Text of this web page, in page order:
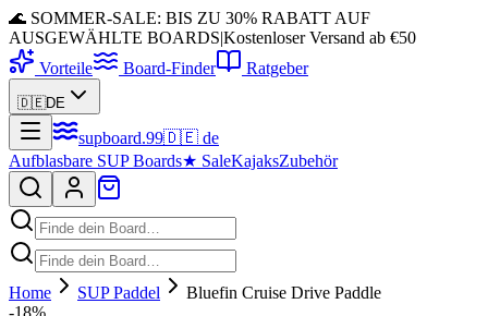
🌊 SOMMER-SALE: BIS ZU 30% RABATT AUF
AUSGEWÄHLTE BOARDS|Kostenloser Versand ab €50
Vorteile
Board-Finder Ratgeber
🇩🇪DE
supboard.99🇩🇪 de
Aufblasbare SUP Boards★ SaleKajaksZubehör
Home SUP Paddel
Bluefin Cruise Drive Paddle
-18%